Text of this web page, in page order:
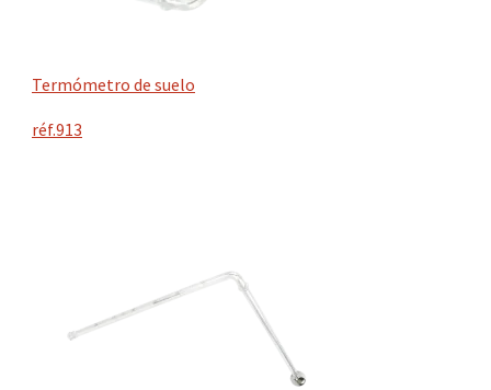
Termómetro de suelo
réf.913